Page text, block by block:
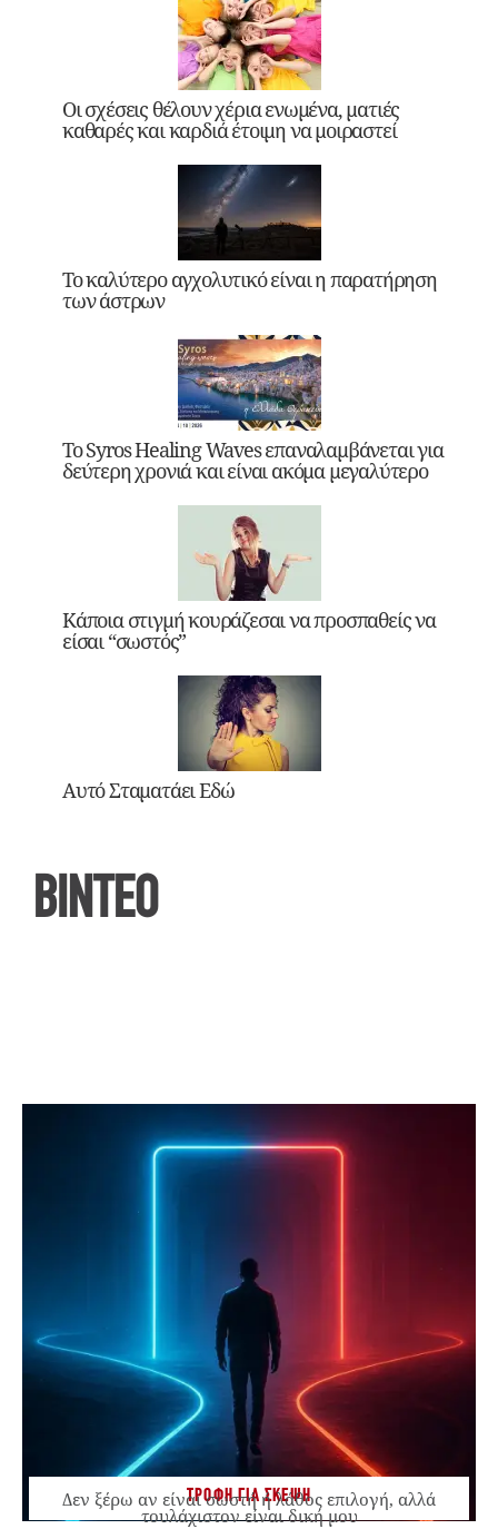
Οι σχέσεις θέλουν χέρια ενωμένα, ματιές
καθαρές και καρδιά έτοιμη να μοιραστεί
Το καλύτερο αγχολυτικό είναι η παρατήρηση
των άστρων
Το Syros Healing Waves επαναλαμβάνεται για
δεύτερη χρονιά και είναι ακόμα μεγαλύτερο
Κάποια στιγμή κουράζεσαι να προσπαθείς να
είσαι “σωστός”
Αυτό Σταματάει Εδώ
ΒΙΝΤΕΟ
ΤΡΟΦΗ ΓΙΑ ΣΚΕΨΗ
Δεν ξέρω αν είναι σωστή ή λάθος επιλογή, αλλά
τουλάχιστον είναι δική μου